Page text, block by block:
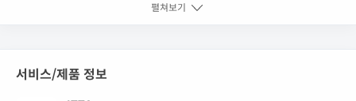
펼쳐보기
서비스/제품 정보